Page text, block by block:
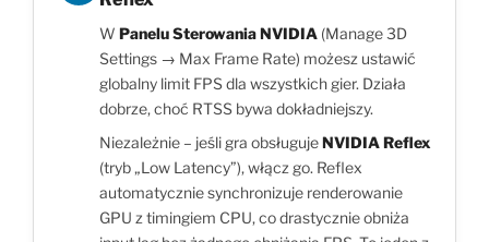
W Panelu Sterowania NVIDIA (Manage 3D
Settings → Max Frame Rate) możesz ustawić
globalny limit FPS dla wszystkich gier. Działa
dobrze, choć RTSS bywa dokładniejszy.
Niezależnie – jeśli gra obsługujeNVIDIA Reflex
(tryb „Low Latency”), włącz go. Reflex
automatycznie synchronizuje renderowanie
GPU z timingiem CPU, co drastycznie obniża